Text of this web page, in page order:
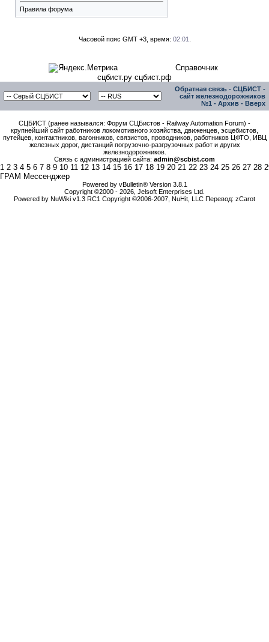
Правила форума
Часовой пояс GMT +3, время: 02:01
Справочник
сцбист.ру сцбист.рф
Обратная связь - СЦБИСТ -
сайт железнодорожников
№1 - Архив - Вверх
СЦБИСТ (ранее назывался: Форум СЦБистов - Railway Automation Forum) -
крупнейший сайт работников локомотивного хозяйства, движенцев, эсцебистов,
путейцев, контактников, вагонников, связистов, проводников, работников ЦФТО, ИВЦ
железных дорог, дистанций погрузочно-разгрузочных работ и других
железнодорожников.
Связь с администрацией сайта: admin@scbist.com
1 2 3 4 5 6 7 8 9 10 11 12 13 14 15 16 17 18 19 20 21 22 23 24 25 26 27 28
ГРАМ Мессенджер
Powered by vBulletin® Version 3.8.1
Copyright ©2000 - 2026, Jelsoft Enterprises Ltd.
Powered by NuWiki v1.3 RC1 Copyright ©2006-2007, NuHit, LLC Перевод: zCarot